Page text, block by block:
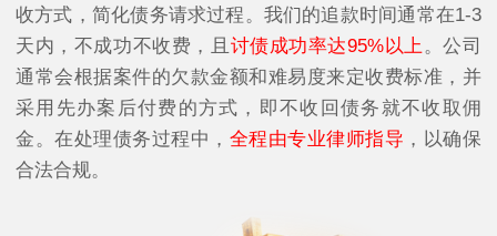
收方式，简化债务请求过程。我们的追款时间通常在1-3
天内，不成功不收费，且 讨债成功率达95%以上 。公司
通常会根据案件的欠款金额和难易度来定收费标准，并
采用先办案后付费的方式，即不收回债务就不收取佣
金。在处理债务过程中， 全程由专业律师指导 ，以确保
合法合规。